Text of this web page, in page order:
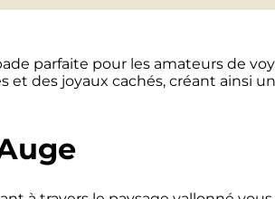
parfaite pour les amateurs de
et des joyaux cachés, créant ainsi